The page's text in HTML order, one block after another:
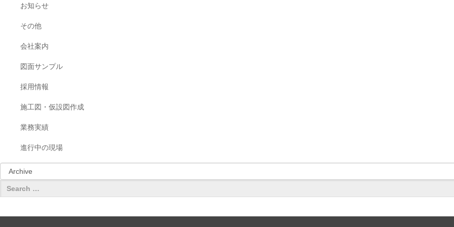
お知らせ
その他
会社案内
図面サンプル
採用情報
施工図・仮設図作成
業務実績
進行中の現場